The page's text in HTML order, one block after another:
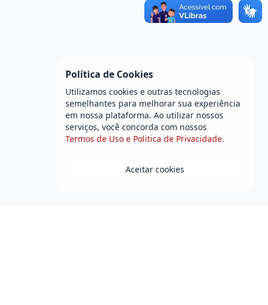
Política de Cookies
Utilizamos cookies e outras tecnologias
semelhantes para melhorar sua experiência
em nossa plataforma. Ao utilizar nossos
serviços, você concorda com nossos
Termos de Uso e Politica de Privacidade.
Aceitar cookies